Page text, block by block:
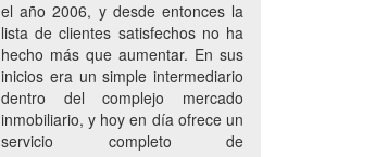
el año 2006, y desde entonces la
lista de clientes satisfechos no ha
hecho más que aumentar. En sus
inicios era un simple intermediario
dentro del complejo mercado
inmobiliario, y hoy en día ofrece un
servicio completo de